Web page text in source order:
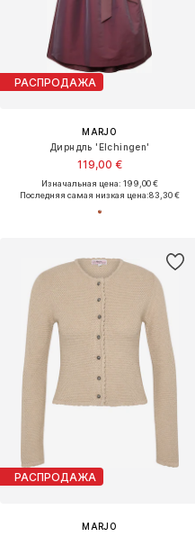
РАСПРОДАЖА
MARJO
Дирндль 'Elchingen'
119,00 €
Изначальная цена: 199,00 €
Последняя самая низкая цена:83,30 €
РАСПРОДАЖА
MARJO